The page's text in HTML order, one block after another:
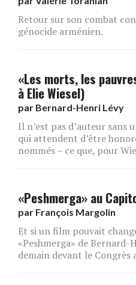
Retour sur son combat
génocide arménien.
«Les morts, les
à Elie Wiesel)
par Bernard-Henri Lévy
Il n’est pas d’auteur sans
qui attendent d’être
nommés – ce que, pour
«Peshmerga» au
par François Margolin
Et si un film pouvait
«Peshmerga» de
demain devant le Congrès